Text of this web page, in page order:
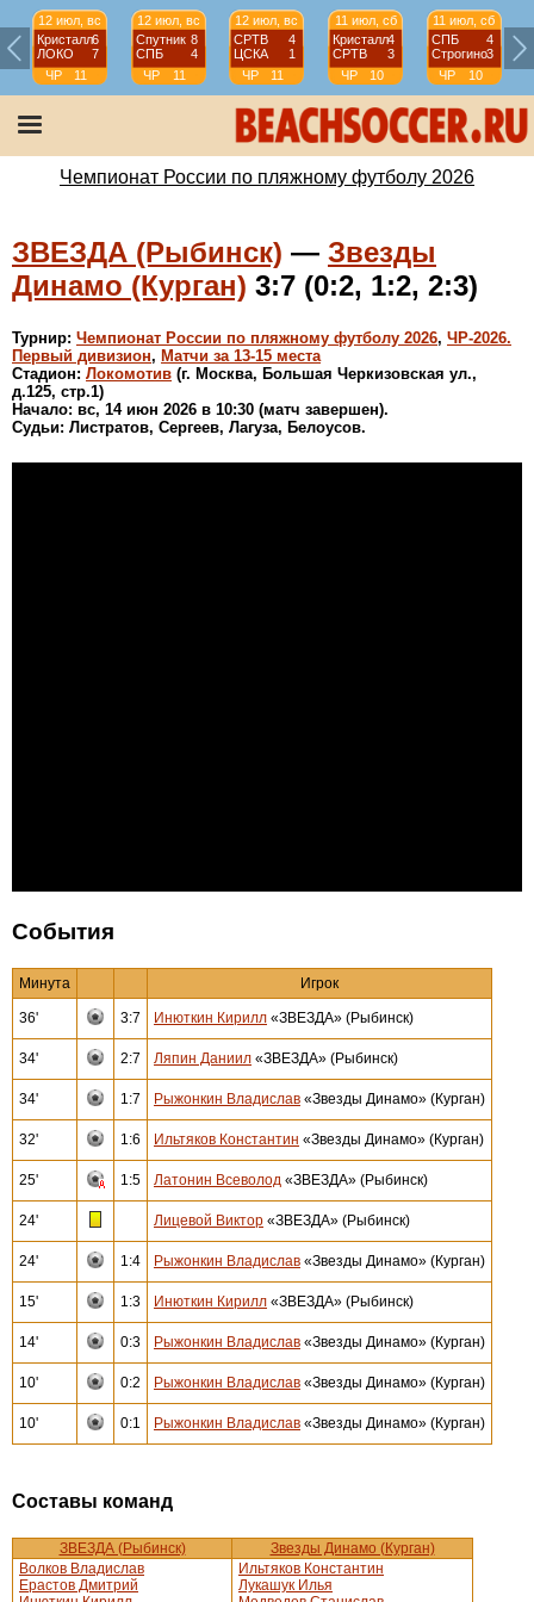
12 июл, вс
Кристалл6
ЛОКО
7
ЧР
11
тур
12 июл, вс
Спутник 8
СПБ
4
ЧР
11
тур
12 июл, вс
СРТВ
4
ЦСКА
1
ЧР
11
тур
11 июл, сб
Кристалл4
СРТВ
3
ЧР
10
тур
11 июл, сб
СПБ
4
Строгино3
ЧР
10
тур
Чемпионат России по пляжному футболу 2026
ЗВЕЗДА (Рыбинск) — Звезды
Динамо (Курган) 3:7 (0:2, 1:2, 2:3)
Турнир: Чемпионат России по пляжному футболу 2026, ЧР-2026.
Первый дивизион, Матчи за 13-15 места
Стадион: Локомотив (г. Москва, Большая Черкизовская ул.,
д.125, стр.1)
Начало: вс, 14 июн 2026 в 10:30 (матч завершен).
Судьи: Листратов, Сергеев, Лагуза, Белоусов.
События
Минута Игрок
36' 3:7 Инюткин Кирилл «ЗВЕЗДА» (Рыбинск)
34' 2:7 Ляпин Даниил «ЗВЕЗДА» (Рыбинск)
34' 1:7 Рыжонкин Владислав «Звезды Динамо» (Курган)
32' 1:6 Ильтяков Константин «Звезды Динамо» (Курган)
25' 1:5 Латонин Всеволод «ЗВЕЗДА» (Рыбинск)
24' Лицевой Виктор «ЗВЕЗДА» (Рыбинск)
24' 1:4 Рыжонкин Владислав «Звезды Динамо» (Курган)
15' 1:3 Инюткин Кирилл «ЗВЕЗДА» (Рыбинск)
14' 0:3 Рыжонкин Владислав «Звезды Динамо» (Курган)
10' 0:2 Рыжонкин Владислав «Звезды Динамо» (Курган)
10' 0:1 Рыжонкин Владислав «Звезды Динамо» (Курган)
Составы команд
ЗВЕЗДА (Рыбинск)
Звезды Динамо (Курган)
Волков Владислав
Ерастов Дмитрий
Ильтяков Константин
Лукашук Илья